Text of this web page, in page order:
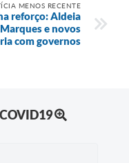
MENOS RECENTE
reforço: Aldeia
e novos
com governos
COVID19